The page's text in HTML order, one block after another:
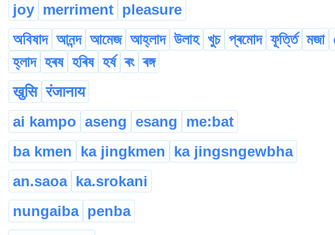
joy merriment pleasure
অবিষাদ আনন্দ আমেজ আহ্লাদ উলাহ খুচ প্ৰমোদ ফূৰ্ত্তি মজা
হ্লাদ হৰষ হৰিষ হৰ্ষ ৰং ৰঙ্গ
खुसि रंजानाय
ai kampo aseng esang me:bat
ba kmen ka jingkmen ka jingsngewbha
an.saoa ka.srokani
nungaiba penba